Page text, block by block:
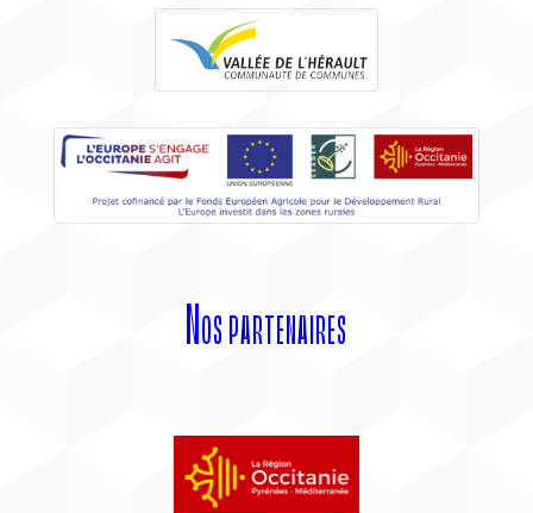
Nos partenaires